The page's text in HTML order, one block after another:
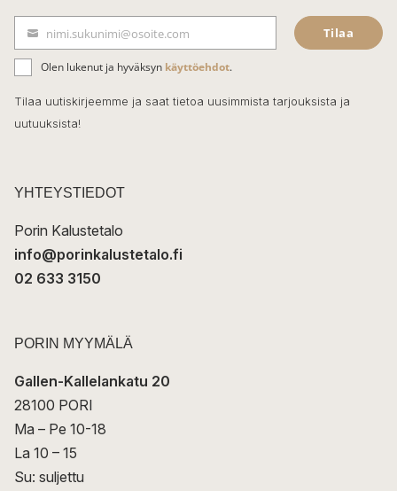
e
b
o
o
k
ä
h
k
t
nimi.sukunimi@osoite.com Tilaa
Olen lukenut ja hyväksyn käyttöehdot.
Tilaa uutiskirjeemme ja saat tietoa uusimmista tarjouksista ja
uutuuksista!
YHTEYSTIEDOT
Porin Kalustetalo
info@porinkalustetalo.fi
02 633 3150
PORIN MYYMÄLÄ
Gallen-Kallelankatu 20
28100 PORI
Ma – Pe 10-18
La 10 – 15
Su: suljettu